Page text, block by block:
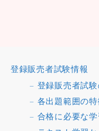
登録販売者試験情報
登録販売者試
各出題範囲の
合格に必要な